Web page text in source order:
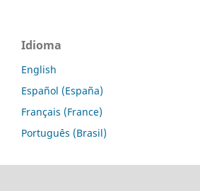
Idioma
English
Español (España)
Français (France)
Português (Brasil)